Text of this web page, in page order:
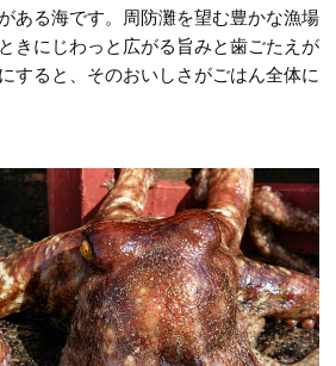
ある海です。周防灘を望む豊かな漁場
きにじわっと広がる旨みと歯ごたえが
すると、そのおいしさがごはん全体に